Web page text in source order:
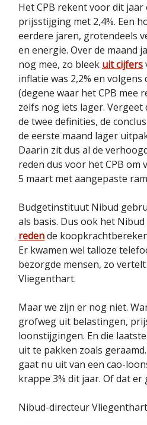
Het CPB rekent voor dit jaar
prijsstijging met 2,4%. Een
eerdere jaren, grotendeels
en energie. Over de maand
nog mee, zo bleek uit cijfers
inflatie was 2,2% en
(degene waar het CPB mee
zelfs nog iets lager. Vergeet
de twee definities, de
de eerste maand lager
Daarin zit dus al de
reden dus voor het CPB om
5 maart met aangepaste
Budgetinstituut Nibud
als basis. Dus ook het Nibud
redende
Er kwamen wel talloze
bezorgde mensen, zo
Vliegenthart.
Maar we zijn er nog niet.
grofweg uit belastingen,
loonstijgingen. En die
uit te pakken zoals
gaat nu uit van een cao-
krappe 3% dit jaar. Of dat er
Nibud-directeur